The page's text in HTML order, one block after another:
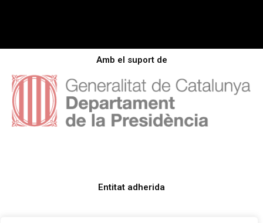
Amb el suport de
Entitat adherida